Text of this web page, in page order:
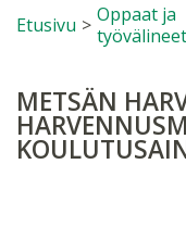
Etusivu > Oppaat ja
työvälineet
METSÄN